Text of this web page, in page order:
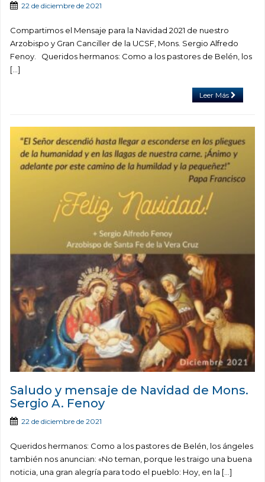
22 de diciembre de 2021
Compartimos el Mensaje para la Navidad 2021 de nuestro
Arzobispo y Gran Canciller de la UCSF, Mons. Sergio Alfredo
Fenoy. Queridos hermanos: Como a los pastores de Belén, los
[…]
Leer Más
Saludo y mensaje de Navidad de Mons.
Sergio A. Fenoy
22 de diciembre de 2021
Queridos hermanos: Como a los pastores de Belén, los ángeles
también nos anuncian: «No teman, porque les traigo una buena
noticia, una gran alegría para todo el pueblo: Hoy, en la […]